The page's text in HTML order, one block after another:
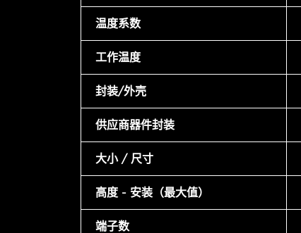
温度系数
工作温度
封装/外壳
供应商器件封装
大小 / 尺寸
高度 - 安装（最大值）
端子数